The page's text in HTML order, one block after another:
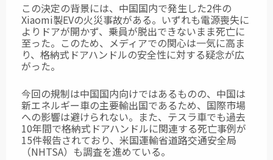
この決定の背景には、中国国内で発生した2件の
Xiaomi製EVの火災事故がある。いずれも電源喪失に
よりドアが開かず、乗員が脱出できないまま死亡に
至った。このため、メディアでの関心は一気に高ま
り、格納式ドアハンドルの安全性に対する疑念が広
がった。
今回の規制は中国国内向けではあるものの、中国は
新エネルギー車の主要輸出国であるため、国際市場
への影響は避けられない。また、テスラ車でも過去
10年間で格納式ドアハンドルに関連する死亡事例が
15件報告されており、米国運輸省道路交通安全局
（NHTSA）も調査を進めている。